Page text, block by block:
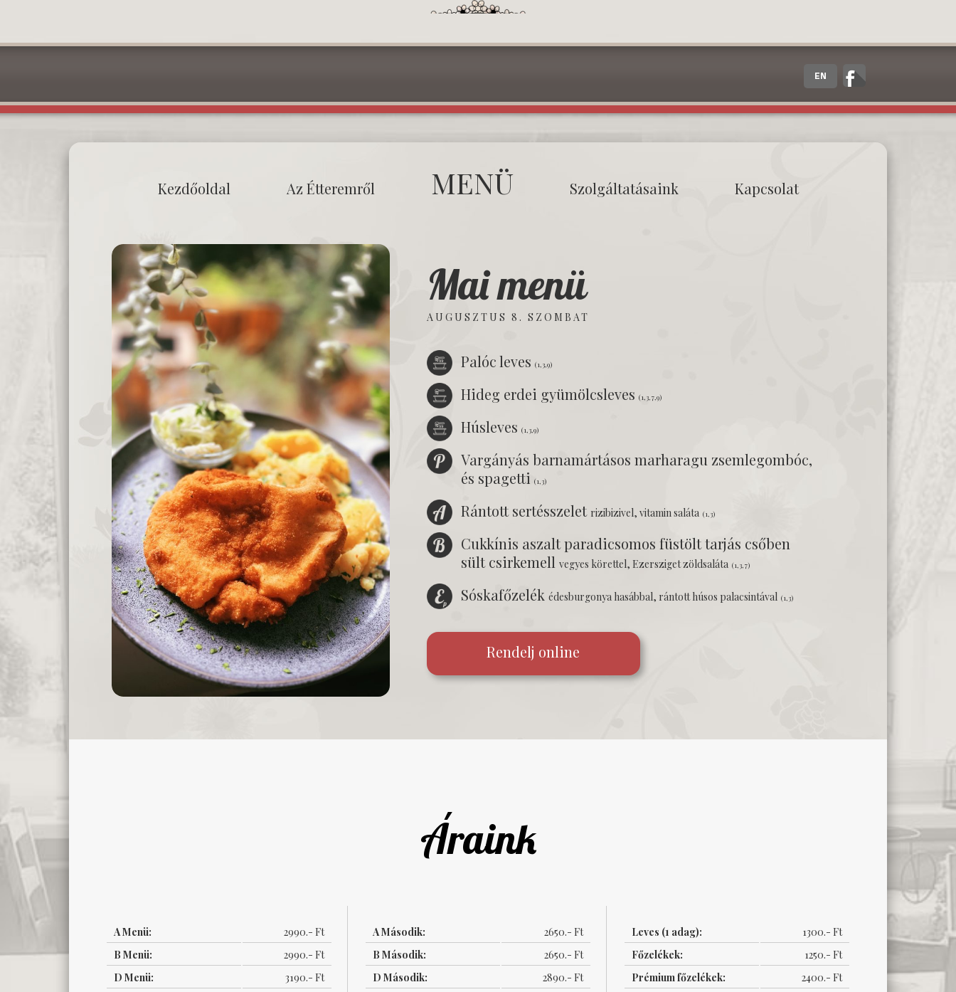
EN
Kezdőoldal Az Étteremről MENÜ Szolgáltatásaink Kapcsolat
Mai menü
AUGUSZTUS 8. SZOMBAT
Palóc leves (1,3,9)
Hideg erdei gyümölcsleves (1,3,7,9)
Húsleves (1,3,9)
Vargányás barnamártásos marharagu zsemlegombóc,
és spagetti (1,3)
Rántott sertésszelet rizibizivel, vitamin saláta (1,3)
Cukkínis aszalt paradicsomos füstölt tarjás csőben
sült csirkemell vegyes körettel, Ezersziget zöldsaláta (1,3,7)
Sóskafőzelék édesburgonya hasábbal, rántott húsos palacsintával (1,3)
Rendelj online
Áraink
A Menü:
2990.- Ft
B Menü:
2990.- Ft
D Menü:
3190.- Ft
A Második:
2650.- Ft
B Második:
2650.- Ft
D Második:
2890.- Ft
Leves (1 adag):
1300.- Ft
Főzelékek:
1250.- Ft
Prémium főzelékek:
2400.- Ft